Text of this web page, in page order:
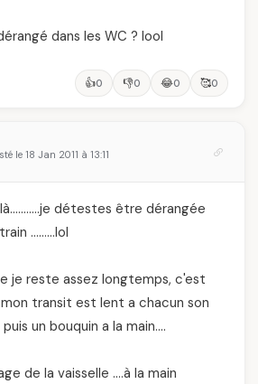
dans les WC ? lool
👍0 👎0 😂0 🥰0
le 18 Jan 2011 à 13:11
là………..je détestes être dérangée
………lol
je reste assez longtemps, c'est
transit est lent a chacun son
un bouquin a la main….
de la vaisselle ….à la main